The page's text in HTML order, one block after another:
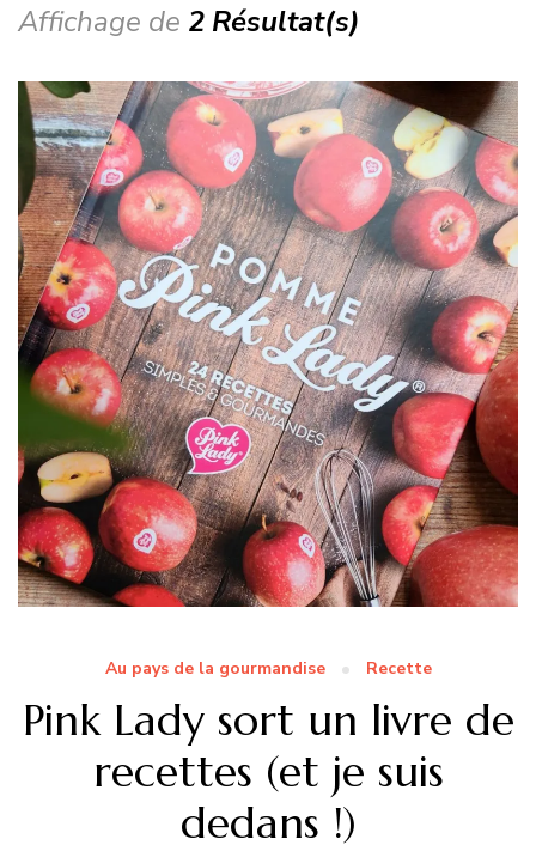
Affichage de 2 Résultat(s)
Au pays de la gourmandise Recette
Pink Lady sort un livre de
recettes (et je suis
dedans !)